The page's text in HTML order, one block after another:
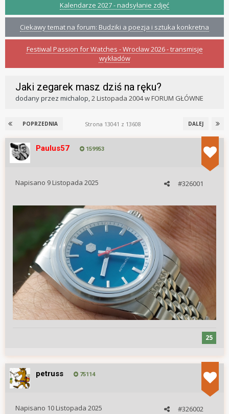
Kalendarze 2027 - nadsyłanie zdjęć
Ciekawy temat na forum: Budziki a poezja i sztuka konkretna
Festiwal Passion for Watches - Wrocław 2026 - transmisje
wykładów
Jaki zegarek masz dziś na ręku?
dodany przez michalop,2 Listopada 2004wFORUM GŁÓWNE
POPRZEDNIA DALEJ
Strona 13041 z 13608
Paulus57 159953
#326001
Napisano 9 Listopada 2025
25
petruss 75114
#326002
Napisano 10 Listopada 2025